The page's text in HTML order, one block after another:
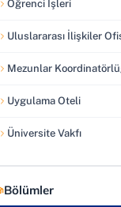
Öğrenci İşleri
(yeni sekmede açılır)
Uluslararası İlişkiler
(yeni sekmede açılır)
Mezunlar
(yeni sekmede açılır)
Uygulama Oteli
(yeni sekmede açılır)
Üniversite Vakfı
(yeni sekmede açılır)
Bölümler